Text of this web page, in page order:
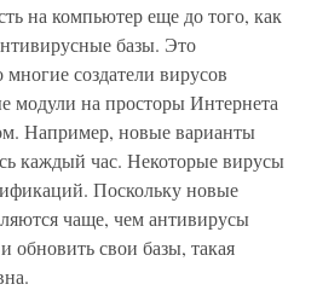
на компьютер еще до того, как
базы. Это
создатели вирусов
модули на просторы Интернета
Например, новые варианты
каждый час. Некоторые вирусы
Поскольку новые
чаще, чем антивирусы
обновить свои базы, такая